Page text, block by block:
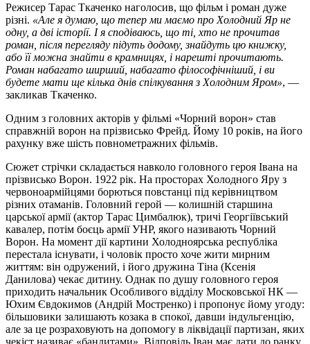
Режисер Тарас Ткаченко наголосив, що фільм і роман дуже
різні. «Але я думаю, що тепер ми маємо про Холодний Яр не
одну, а дві історії. І я сподіваюсь, що ті, хто не прочитав
роман, після перегляду підуть додому, знайдуть цю книжку,
або її можна знайти в крамницях, і нарешті прочитають.
Роман набагато ширший, набагато філософічніший, і ви
будете мати ще кілька днів спілкування з Холодним Яром», —
закликав Ткаченко.
Одним з головних акторів у фільмі «Чорний ворон» став
справжній ворон на прізвисько Фрейд. Йому 10 років, на його
рахунку вже шість повнометражних фільмів.
Сюжет стрічки складається навколо головного героя Івана на
прізвисько Ворон. 1922 рік. На просторах Холодного Яру з
червоноармійцями борються повстанці під керівництвом
різних отаманів. Головний герой — колишній старшина
царської армії (актор Тарас Цимбалюк), тричі Георгіївський
кавалер, потім боєць армії УНР, якого називають Чорний
Ворон. На момент дії картини Холодноярська республіка
перестала існувати, і чоловік просто хоче жити мирним
життям: він одружений, і його дружина Тіна (Ксенія
Данилова) чекає дитину. Однак по душу головного героя
приходить начальник Особливого відділу Московської НК —
Юхим Євдокимов (Андрій Мостренко) і пропонує йому угоду:
більшовики залишають козака в спокої, давши індульгенцію,
але за це розраховують на допомогу в ліквідації партизан, яких
чекіст називає «бандитами». Відповідь Іван має дати до ранку,